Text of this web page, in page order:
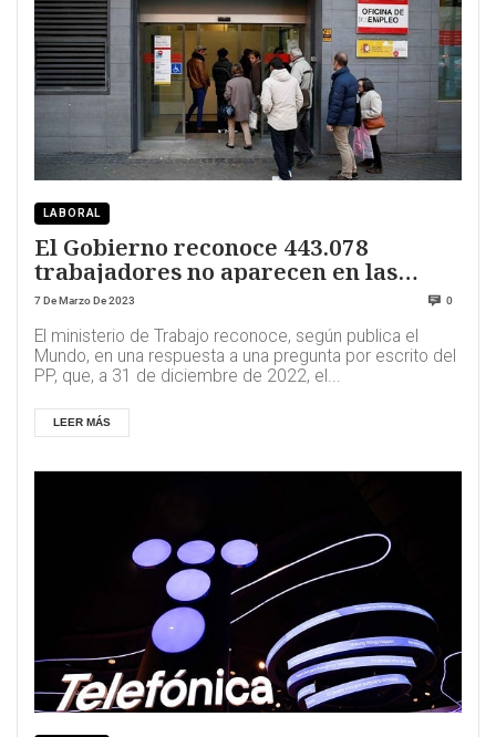
LABORAL
El Gobierno reconoce 443.078
trabajadores no aparecen en las
listas del paro
7 De Marzo De 2023 0
El ministerio de Trabajo reconoce, según publica el
Mundo, en una respuesta a una pregunta por escrito del
PP, que, a 31 de diciembre de 2022, el...
LEER MÁS